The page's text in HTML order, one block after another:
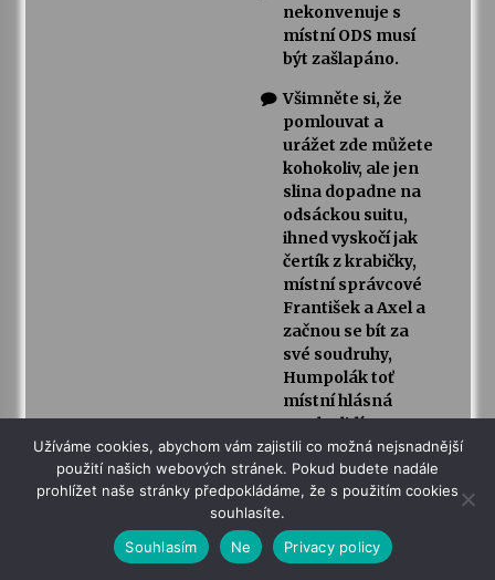
nekonvenuje s
místní ODS musí
být zašlapáno.
Všimněte si, že
pomlouvat a
urážet zde můžete
kohokoliv, ale jen
slina dopadne na
odsáckou suitu,
ihned vyskočí jak
čertík z krabičky,
místní správcové
František a Axel a
začnou se bít za
své soudruhy,
Humpolák toť
místní hlásná
trouba lidí
spojených s ODS.
Dlouho jsem zde
nebyl, ale je to
pořád stejný, jen
míra frustrace je
větší jelikož
Užíváme cookies, abychom vám zajistili co možná nejsnadnější
použití našich webových stránek. Pokud budete nadále
prohlížet naše stránky předpokládáme, že s použitím cookies
souhlasíte.
Souhlasím
Ne Privacy policy